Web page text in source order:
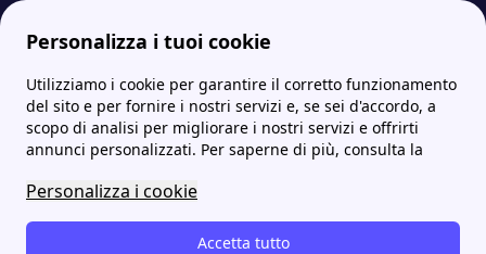
Personalizza i tuoi cookie
Utilizziamo i cookie per garantire il corretto funzionamento
del sito e per fornire i nostri servizi e, se sei d'accordo, a
scopo di analisi per migliorare i nostri servizi e offrirti
annunci personalizzati. Per saperne di più, consulta la
Personalizza i cookie
Accetta tutto
Energia-Luce.it MoreEni ENI Link Basic: tutto quello che devi sapere sull'offerta
ENI Link Basic: tutto
quello che devi sapere
sull'offerta